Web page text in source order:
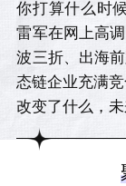
你打算什么时
雷军在网上高
波三折、出海
态链企业充满
改变了什么，